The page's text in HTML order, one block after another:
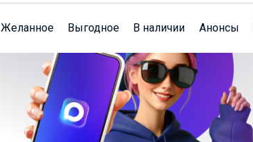
Желанное Выгодное В наличии Анонсы